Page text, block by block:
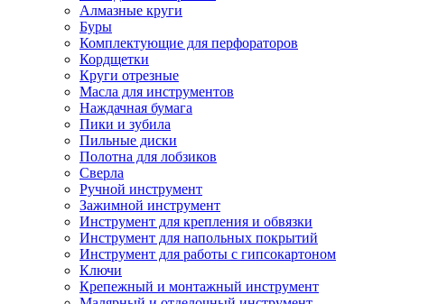
Алмазные круги
Буры
Комплектующие для перфораторов
Кордщетки
Круги отрезные
Масла для инструментов
Наждачная бумага
Пики и зубила
Пильные диски
Полотна для лобзиков
Сверла
Ручной инструмент
Зажимной инструмент
Инструмент для крепления и обвязки
Инструмент для напольных покрытий
Инструмент для работы с гипсокартоном
Ключи
Крепежный и монтажный инструмент